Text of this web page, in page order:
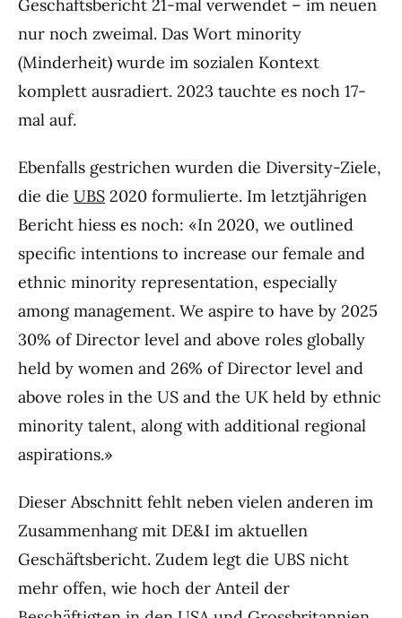
Geschäftsbericht 21-mal verwendet – im neuen
nur noch zweimal. Das Wort minority
(Minderheit) wurde im sozialen Kontext
komplett ausradiert. 2023 tauchte es noch 17-
mal auf.
Ebenfalls gestrichen wurden die Diversity-Ziele,
die die UBS 2020 formulierte. Im letztjährigen
Bericht hiess es noch: «In 2020, we outlined
specific intentions to increase our female and
ethnic minority representation, especially
among management. We aspire to have by 2025
30% of Director level and above roles globally
held by women and 26% of Director level and
above roles in the US and the UK held by ethnic
minority talent, along with additional regional
aspirations.»
Dieser Abschnitt fehlt neben vielen anderen im
Zusammenhang mit DE&I im aktuellen
Geschäftsbericht. Zudem legt die UBS nicht
mehr offen, wie hoch der Anteil der